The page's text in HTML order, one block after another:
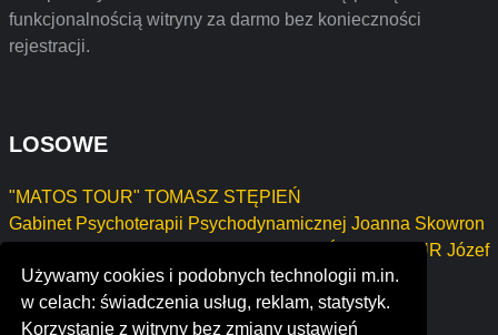
Używamy cookies i podobnych technologii m.in.
w celach: świadczenia usług, reklam, statystyk.
Korzystanie z witryny bez zmiany ustawień
funkcjonalnością witryny za darmo bez konieczności
rejestracji.
LOSOWE
"MATOS TOUR" TOMASZ STĘPIEŃ
Gabinet Psychoterapii Psychodynamicznej Joanna Skowron
USŁUGI STOLARSKO-BUDOWLANE JÓZEF MAZUR Józef
Mazur
acotel
jacksonville fitness academy